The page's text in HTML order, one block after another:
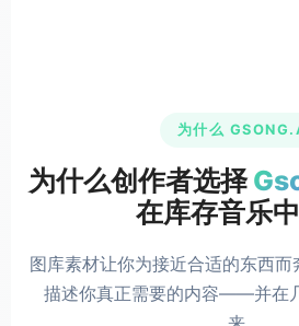
为什么
为什么创作者选择
在库存音乐
图库素材让你为接近合适的东西
描述你真正需要的内容——并在